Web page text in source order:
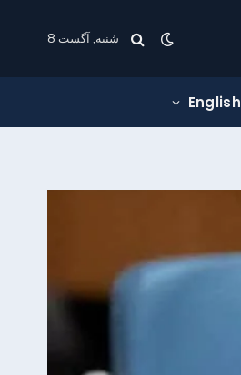
شنبه, آگست 8
English